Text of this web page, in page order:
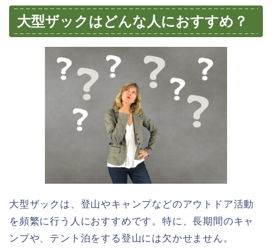
大型ザックはどんな人におすすめ？
大型ザックは、登山やキャンプなどのアウトドア活動
を頻繁に行う人におすすめです。特に、長期間のキャ
ンプや、テント泊をする登山には欠かせません。